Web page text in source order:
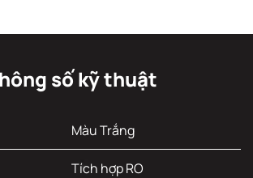
số kỹ thuật
Màu Trắng
Tích hợp RO